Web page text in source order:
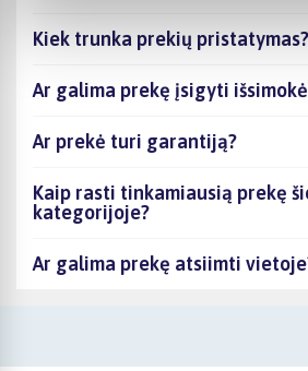
Kiek trunka prekių pristatymas?
Ar galima prekę įsigyti
Ar prekė turi garantiją?
Kaip rasti tinkamiausią prekę
kategorijoje?
Ar galima prekę atsiimti